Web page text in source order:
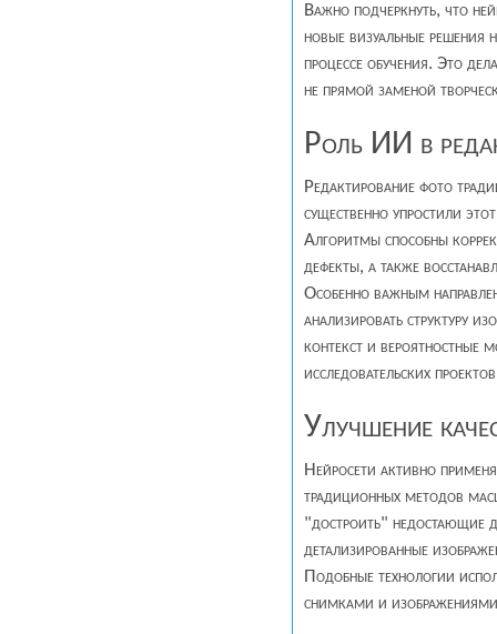
Важно подчеркнуть, что
новые визуальные решения
процессе обучения. Это
не прямой заменой
Роль ИИ в
Редактирование фото
существенно упростили
Алгоритмы способны
дефекты, а также
Особенно важным
анализировать структуру
контекст и вероятностные
исследовательских
Улучшение
Нейросети активно
традиционных методов
"достроить" недостающие
детализированные
Подобные технологии
снимками и